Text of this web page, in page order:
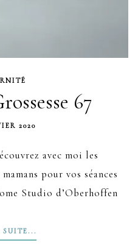
67
2020
avec moi les
pour vos séances
Studio d’Oberhoffen
SUITE...